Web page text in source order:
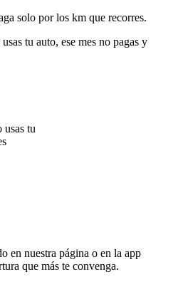
solo por los km que recorres.
tu auto, ese mes no pagas y
usas tu
en nuestra página o en la app
que más te convenga.